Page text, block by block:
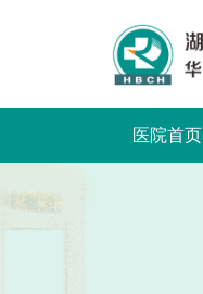
医院首页